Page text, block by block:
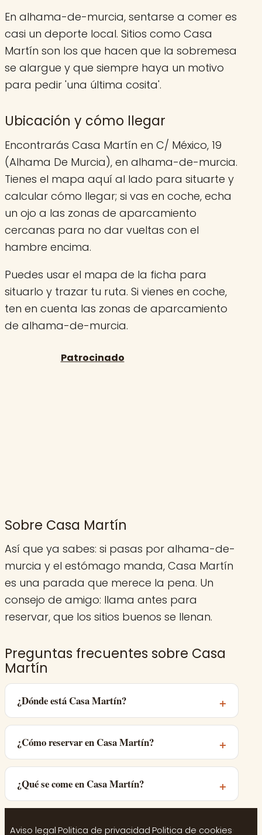
En alhama-de-murcia, sentarse a comer es
casi un deporte local. Sitios como Casa
Martín son los que hacen que la sobremesa
se alargue y que siempre haya un motivo
para pedir 'una última cosita'.
Ubicación y cómo llegar
Encontrarás Casa Martín en C/ México, 19
(Alhama De Murcia), en alhama-de-murcia.
Tienes el mapa aquí al lado para situarte y
calcular cómo llegar; si vas en coche, echa
un ojo a las zonas de aparcamiento
cercanas para no dar vueltas con el
hambre encima.
Puedes usar el mapa de la ficha para
situarlo y trazar tu ruta. Si vienes en coche,
ten en cuenta las zonas de aparcamiento
de alhama-de-murcia.
Sobre Casa Martín
Así que ya sabes: si pasas por alhama-de-
murcia y el estómago manda, Casa Martín
es una parada que merece la pena. Un
consejo de amigo: llama antes para
reservar, que los sitios buenos se llenan.
Preguntas frecuentes sobre Casa
Martín
¿Dónde está Casa Martín?
¿Cómo reservar en Casa Martín?
¿Qué se come en Casa Martín?
Aviso legal·Politica de privacidad·Politica de cookies·